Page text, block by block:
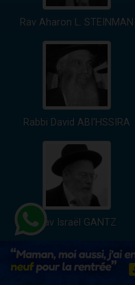
Rav Aharon L. STEINMAN
Rabbi David ABI'HSSIRA
Rav Israël GANTZ